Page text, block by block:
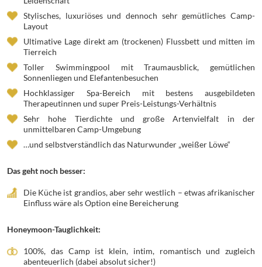
Stylisches, luxuriöses und dennoch sehr gemütliches Camp-
Layout
Ultimative Lage direkt am (trockenen) Flussbett und mitten im
Tierreich
Toller Swimmingpool mit Traumausblick, gemütlichen
Sonnenliegen und Elefantenbesuchen
Hochklassiger Spa-Bereich mit bestens ausgebildeten
Therapeutinnen und super Preis-Leistungs-Verhältnis
Sehr hohe Tierdichte und große Artenvielfalt in der
unmittelbaren Camp-Umgebung
…und selbstverständlich das Naturwunder „weißer Löwe“
Das geht noch besser:
Die Küche ist grandios, aber sehr westlich – etwas afrikanischer
Einfluss wäre als Option eine Bereicherung
Honeymoon-Tauglichkeit:
100%, das Camp ist klein, intim, romantisch und zugleich
abenteuerlich (dabei absolut sicher!)